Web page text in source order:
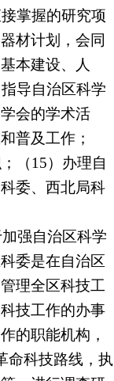
掌握的研究项
材计划，会同
本建设、人
导自治区科学
会的学术活
普及工作；
（15）办理自
委、西北局科
强自治区科学
委是在自治区
理全区科技工
技工作的办事
的职能机构，
命科技路线，执